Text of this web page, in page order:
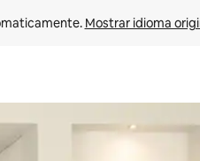
Mostrar idioma